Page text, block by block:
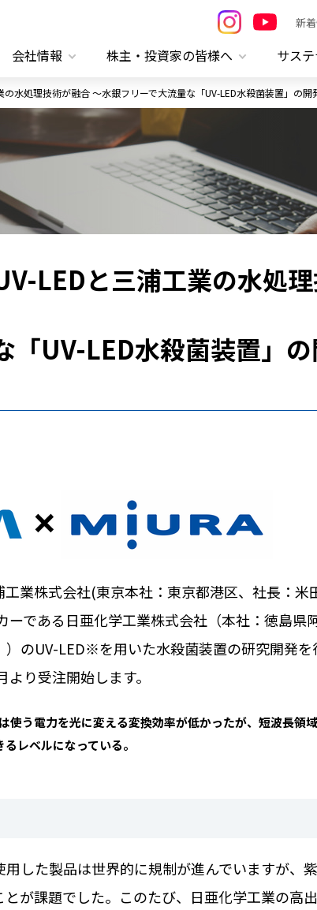
新
会社情報 株主・投資家の皆様へ サス
水処理技術が融合 ～水銀フリーで大流量な「UV-LED水殺菌装置」の開
LEDと三浦工業の水処
「UV-LED水殺菌装置」
業株式会社(東京本社：東京都港区、社長：米
ーである日亜化学工業株式会社（本社：徳島県
）のUV-LED※を用いた水殺菌装置の研究開発を
より受注開始します。
使う電力を光に変える変換効率が低かったが、短波長領
レベルになっている。
した製品は世界的に規制が進んでいますが、
が課題でした。このたび、日亜化学工業の高